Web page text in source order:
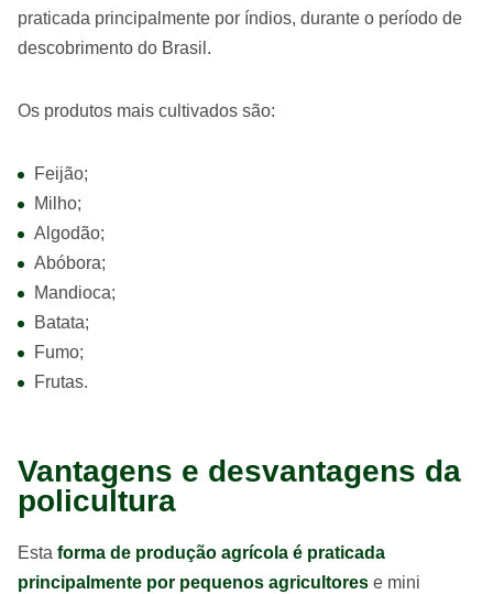
praticada principalmente por índios, durante o período de
descobrimento do Brasil.
Os produtos mais cultivados são:
Feijão;
Milho;
Algodão;
Abóbora;
Mandioca;
Batata;
Fumo;
Frutas.
Vantagens e desvantagens da
policultura
Esta forma de produção agrícola é praticada
principalmente por pequenos agricultores e mini